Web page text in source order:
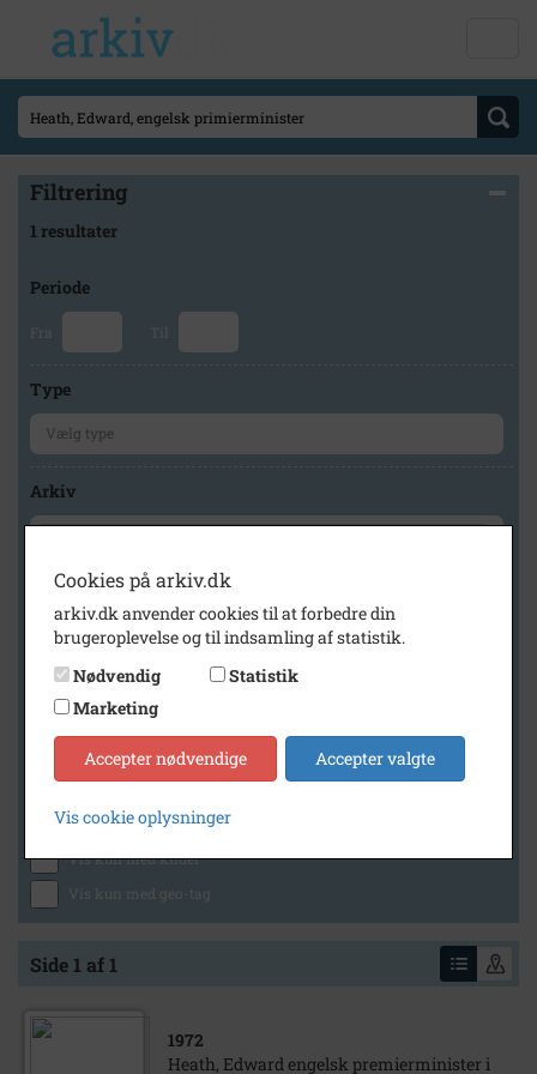
Filtrering
1 resultater
Periode
Fra Til
Type
Arkiv
Geografi
Generelt
Vis kun med billeder
Vis kun med lydklip
Vis kun med kilder
Vis kun med geo-tag
Side 1 af 1
1972
Heath, Edward engelsk premierminister i
Cookies på arkiv.dk
arkiv.dk anvender cookies til at forbedre din
brugeroplevelse og til indsamling af statistik.
Nødvendig
Statistik
Marketing
Accepter nødvendige Accepter valgte
Vis cookie oplysninger